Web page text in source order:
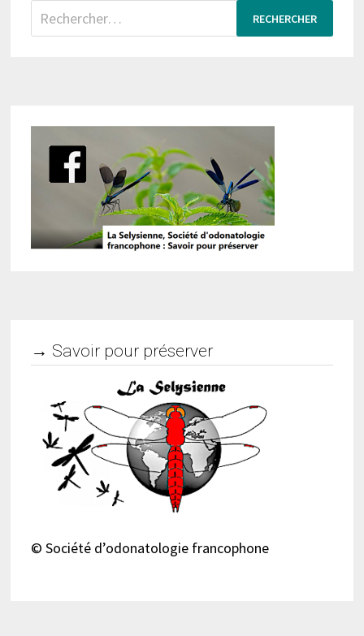
Rechercher :
→ Savoir pour préserver
© Société d’odonatologie francophone